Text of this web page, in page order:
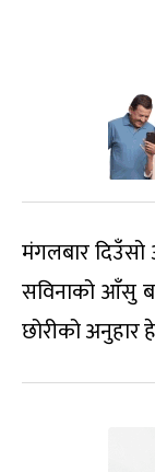
मंगलबार दिउँसो
सविनाको आँसु
छोरीको अनुहार